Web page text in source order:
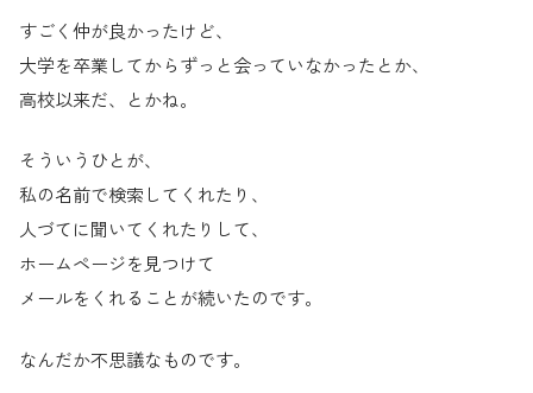
すごく仲が良かったけど、
大学を卒業してからずっと会っていなかったとか、
高校以来だ、とかね。
そういうひとが、
私の名前で検索してくれたり、
人づてに聞いてくれたりして、
ホームページを見つけて
メールをくれることが続いたのです。
なんだか不思議なものです。